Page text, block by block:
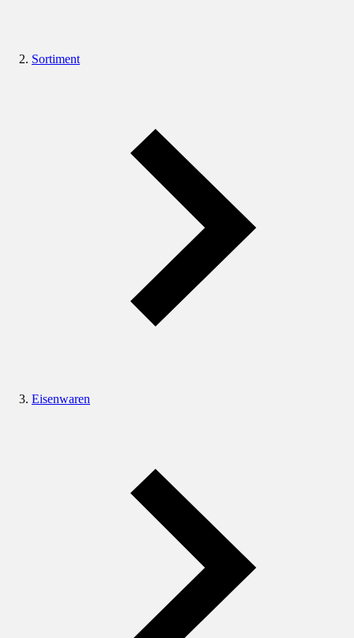
Sortiment
Eisenwaren